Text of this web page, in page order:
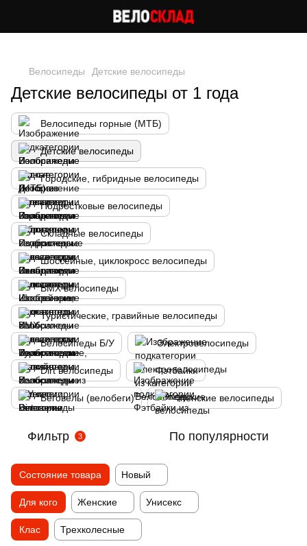
Велосипеды Детские велосипеды
Детские велосипеды от 1 года
Велосипеды горные (МТБ)
Детские велосипеды
Городские, гибридные велосипеды
Подростковые велосипеды
Складные велосипеды
Шоссейные, циклокросс велосипеды
BMX велосипеды
Туристические, гравийные велосипеды
Велосипеды Б/У Электровелосипеды
Dirt велосипеды Фэтбайки
Беговелы (велобеги) Женские велосипеды
Фильтр 3 По популярности
Состояние товара Новый
Для кого Женские Унисекс
Клас Трехколесные